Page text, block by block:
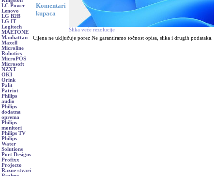
LC Power
Lenovo
LG B2B
LG IT
Logitech
MAETONE
Manhattan
Maxell
Microline
Robotics
MicroPOS
Microsoft
NZXT
OKI
Orink
Palit
Patriot
Philips
audio
Philips
dodatna
oprema
Philips
monitori
Philips TV
Philips
Water
Solutions
Port Designs
Profixx
Projecto
Razne stvari
Komentari
kupaca
Slika veće rezolucije
Cijena ne uključuje porez Ne garantiramo točnost opisa, slika i drugih podataka.